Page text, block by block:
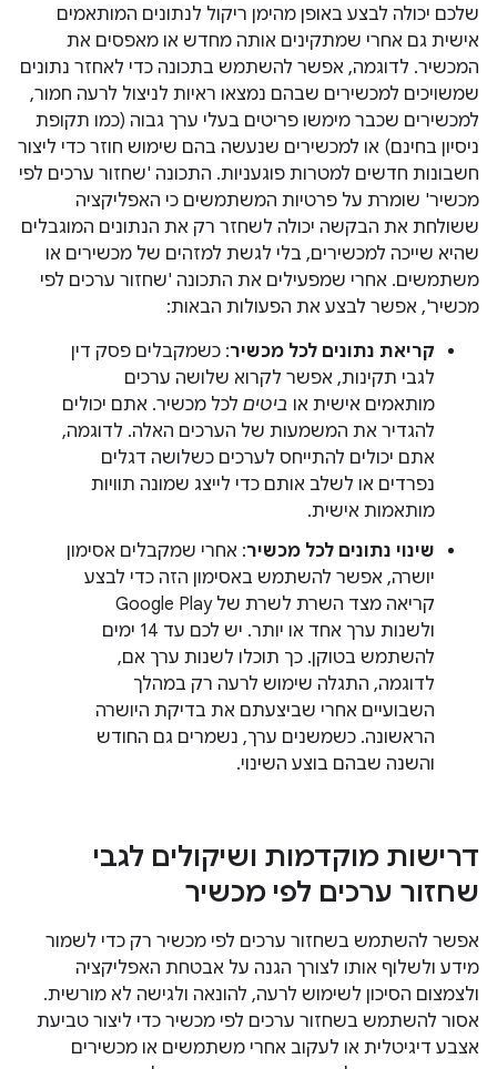
שלכם יכולה לבצע באופן מהימן ריקול לנתונים המותאמים
אישית גם אחרי שמתקינים אותה מחדש או מאפסים את
המכשיר. לדוגמה, אפשר להשתמש בתכונה כדי לאחזר נתונים
שמשויכים למכשירים שבהם נמצאו ראיות לניצול לרעה חמור,
למכשירים שכבר מימשו פריטים בעלי ערך גבוה (כמו תקופת
ניסיון בחינם) או למכשירים שנעשה בהם שימוש חוזר כדי ליצור
חשבונות חדשים למטרות פוגעניות. התכונה 'שחזור ערכים לפי
מכשיר' שומרת על פרטיות המשתמשים כי האפליקציה
ששולחת את הבקשה יכולה לשחזר רק את הנתונים המוגבלים
שהיא שייכה למכשירים, בלי לגשת למזהים של מכשירים או
משתמשים. אחרי שמפעילים את התכונה 'שחזור ערכים לפי
מכשיר', אפשר לבצע את הפעולות הבאות:
קריאת נתונים לכל מכשיר: כשמקבלים פסק דין
לגבי תקינות, אפשר לקרוא שלושה ערכים
מותאמים אישית או ביטים לכל מכשיר. אתם יכולים
להגדיר את המשמעות של הערכים האלה. לדוגמה,
אתם יכולים להתייחס לערכים כשלושה דגלים
נפרדים או לשלב אותם כדי לייצג שמונה תוויות
מותאמות אישית.
שינוי נתונים לכל מכשיר: אחרי שמקבלים אסימון
יושרה, אפשר להשתמש באסימון הזה כדי לבצע
קריאה מצד השרת לשרת של Google Play
ולשנות ערך אחד או יותר. יש לכם עד 14 ימים
להשתמש בטוקן. כך תוכלו לשנות ערך אם,
לדוגמה, התגלה שימוש לרעה רק במהלך
השבועיים אחרי שביצעתם את בדיקת היושרה
הראשונה. כשמשנים ערך, נשמרים גם החודש
והשנה שבהם בוצע השינוי.
דרישות מוקדמות ושיקולים לגבי
שחזור ערכים לפי מכשיר
אפשר להשתמש בשחזור ערכים לפי מכשיר רק כדי לשמור
מידע ולשלוף אותו לצורך הגנה על אבטחת האפליקציה
ולצמצום הסיכון לשימוש לרעה, להונאה ולגישה לא מורשית.
אסור להשתמש בשחזור ערכים לפי מכשיר כדי ליצור טביעת
אצבע דיגיטלית או לעקוב אחרי משתמשים או מכשירים